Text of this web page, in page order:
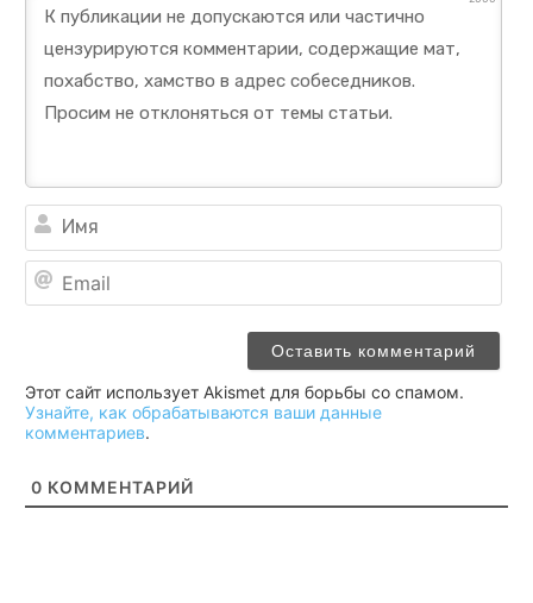
Этот сайт использует Akismet для борьбы со спамом.
Узнайте, как обрабатываются ваши данные
комментариев.
0 КОММЕНТАРИЙ